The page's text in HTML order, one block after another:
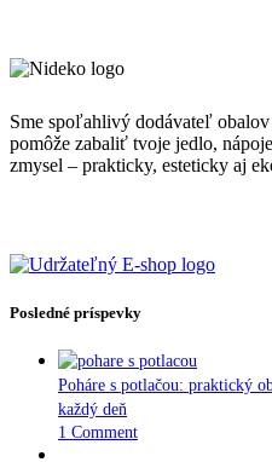
Sme spoľahlivý dodávateľ
pomôže zabaliť tvoje jedlo,
zmysel – prakticky, esteticky aj
Posledné príspevky
Poháre s potlačou: praktický
každý deň
1 Comment